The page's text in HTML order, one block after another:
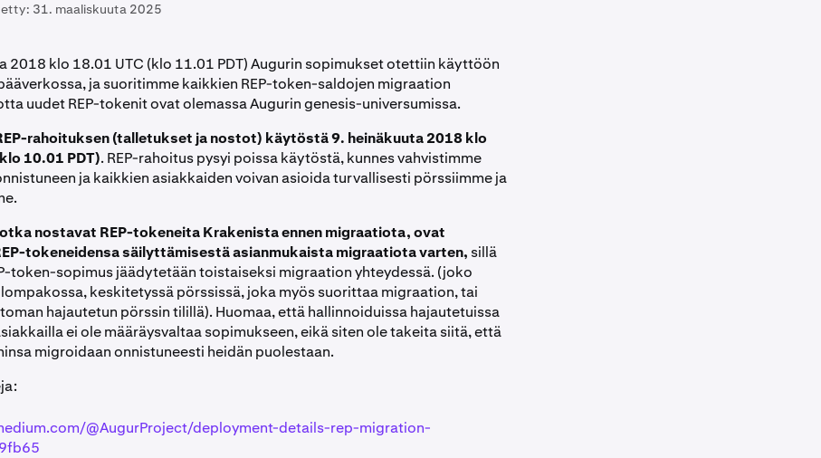
31. maaliskuuta 2025
2018 klo 18.01 UTC (klo 11.01 PDT) Augurin sopimukset otettiin käyttöön
ja suoritimme kaikkien REP-token-saldojen migraation
uudet REP-tokenit ovat olemassa Augurin genesis-universumissa.
rahoituksen (talletukset ja nostot) käytöstä 9. heinäkuuta 2018 klo
10.01 PDT). REP-rahoitus pysyi poissa käytöstä, kunnes vahvistimme
ja kaikkien asiakkaiden voivan asioida turvallisesti pörssiimme ja
nostavat REP-tokeneita Krakenista ennen migraatiota, ovat
tokeneidensa säilyttämisestä asianmukaista migraatiota varten, sillä
token-sopimus jäädytetään toistaiseksi migraation yhteydessä. (joko
keskitetyssä pörssissä, joka myös suorittaa migraation, tai
hajautetun pörssin tilillä). Huomaa, että hallinnoiduissa hajautetuissa
ei ole määräysvaltaa sopimukseen, eikä siten ole takeita siitä, että
migroidaan onnistuneesti heidän puolestaan.
@AugurProject/deployment-details-rep-migration-